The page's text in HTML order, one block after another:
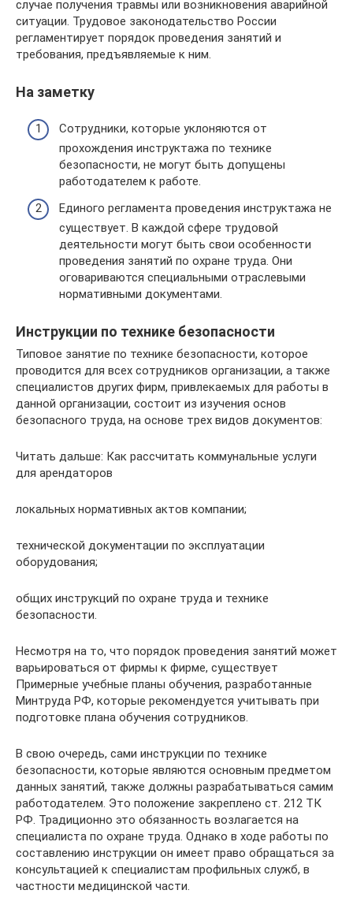
случае получения травмы или возникновения аварийной
ситуации. Трудовое законодательство России
регламентирует порядок проведения занятий и
требования, предъявляемые к ним.
На заметку
Сотрудники, которые уклоняются от
прохождения инструктажа по технике
безопасности, не могут быть допущены
работодателем к работе.
Единого регламента проведения инструктажа не
существует. В каждой сфере трудовой
деятельности могут быть свои особенности
проведения занятий по охране труда. Они
оговариваются специальными отраслевыми
нормативными документами.
Инструкции по технике безопасности
Типовое занятие по технике безопасности, которое
проводится для всех сотрудников организации, а также
специалистов других фирм, привлекаемых для работы в
данной организации, состоит из изучения основ
безопасного труда, на основе трех видов документов:
Читать дальше: Как рассчитать коммунальные услуги
для арендаторов
локальных нормативных актов компании;
технической документации по эксплуатации
оборудования;
общих инструкций по охране труда и технике
безопасности.
Несмотря на то, что порядок проведения занятий может
варьироваться от фирмы к фирме, существует
Примерные учебные планы обучения, разработанные
Минтруда РФ, которые рекомендуется учитывать при
подготовке плана обучения сотрудников.
В свою очередь, сами инструкции по технике
безопасности, которые являются основным предметом
данных занятий, также должны разрабатываться самим
работодателем. Это положение закреплено ст. 212 ТК
РФ. Традиционно это обязанность возлагается на
специалиста по охране труда. Однако в ходе работы по
составлению инструкции он имеет право обращаться за
консультацией к специалистам профильных служб, в
частности медицинской части.